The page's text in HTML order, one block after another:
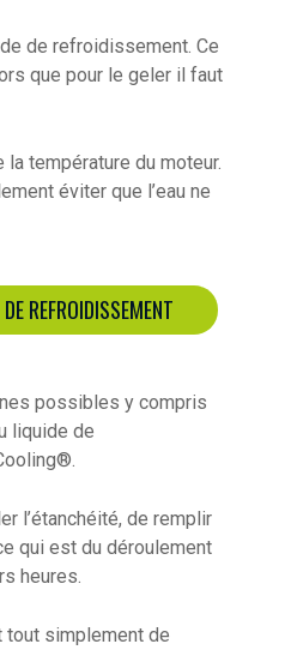
de refroidissement. Ce
que pour le geler il faut
température du moteur.
éviter que l’eau ne
REFROIDISSEMENT
possibles y compris
liquide de
l’étanchéité, de remplir
qui est du déroulement
heures.
tout simplement de